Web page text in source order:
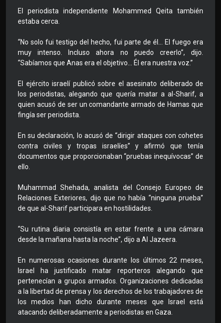
El periodista independiente Mohammed Qeita también
estaba cerca.
“No solo fui testigo del hecho, fui parte de él… El fuego era
muy intenso. Incluso ahora no puedo creerlo”, dijo.
“Sabíamos que Anas era el objetivo… Él era nuestra voz.”
El ejército israelí publicó sobre el asesinato deliberado de
los periodistas, alegando que quería matar a al-Sharif, a
quien acusó de ser un comandante armado de Hamas que
fingía ser periodista.
En su declaración, lo acusó de “dirigir ataques con cohetes
contra civiles y tropas israelíes” y afirmó que tenía
documentos que proporcionaban “pruebas inequívocas” de
ello.
Muhammad Shehada, analista del Consejo Europeo de
Relaciones Exteriores, dijo que no había “ninguna prueba”
de que al-Sharif participara en hostilidades.
“Su rutina diaria consistía en estar frente a una cámara
desde la mañana hasta la noche”, dijo a Al Jazeera.
En numerosas ocasiones durante los últimos 22 meses,
Israel ha justificado matar reporteros alegando que
pertenecían a grupos armados. Organizaciones dedicadas
a la libertad de prensa y los derechos de los trabajadores de
los medios han dicho durante meses que Israel está
atacando deliberadamente a periodistas en Gaza.